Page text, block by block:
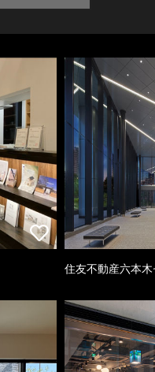
住友不動産六本